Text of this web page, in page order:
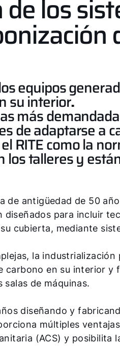
los
equipos
su interior.
más
de adaptarse a
RITE como la
los talleres y
de antigüedad de 50
para incluir
cubierta, mediante
la
carbono en su interior
de máquinas.
diseñando y
múltiples
(ACS) y posibilita